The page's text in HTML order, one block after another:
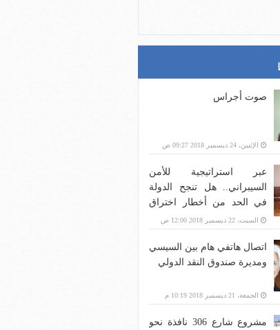
صوت أجراس
الإثنين، 24 ديسمبر 2018 09:27 ص
عبر استراتيجية للأمن
السيبراني.. هل تنجح الدولة
في الحد من أخطار اختراق
بنية الاتصالات؟
السبت، 22 ديسمبر 2018 12:00 ص
اتصال هاتفي هام بين السيسي
ومديرة صندوق النقد الدولي
الجمعة، 21 ديسمبر 2018 10:19 م
مشروع شارع 306 نافذة نحو